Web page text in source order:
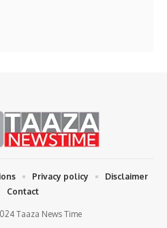
Taaza News Time
Privacy policy
Disclaimer
Contact